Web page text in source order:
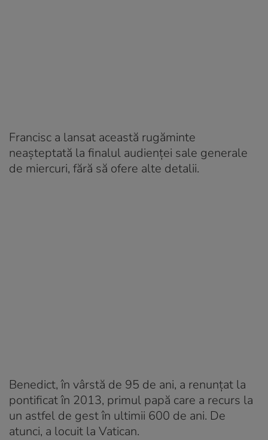
Francisc a lansat această rugăminte
neaşteptată la finalul audienţei sale generale
de miercuri, fără să ofere alte detalii.
Benedict, în vârstă de 95 de ani, a renunţat la
pontificat în 2013, primul papă care a recurs la
un astfel de gest în ultimii 600 de ani. De
atunci, a locuit la Vatican.